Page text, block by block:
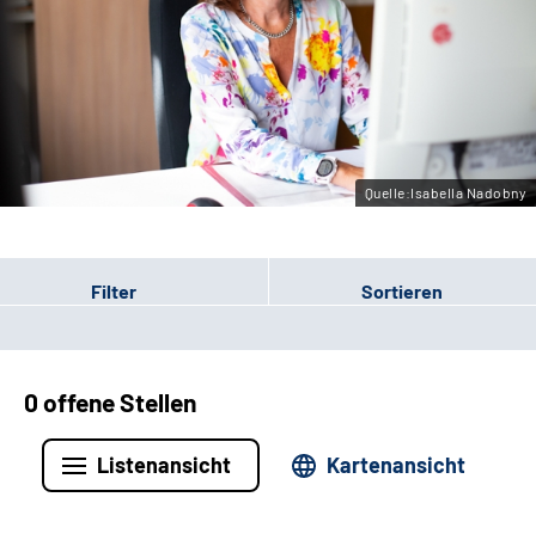
Leichte Sprache
Gebärdensprache
Quelle:Isabella Nadobny
Filter Sortieren
0 offene Stellen
Listenansicht Kartenansicht